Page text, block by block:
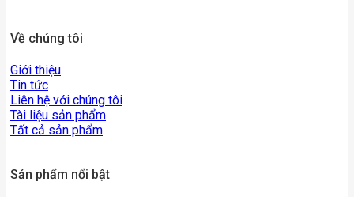
Về chúng tôi
Giới thiệu
Tin tức
Liên hệ với chúng tôi
Tài liệu sản phẩm
Tất cả sản phẩm
Sản phẩm nổi bật